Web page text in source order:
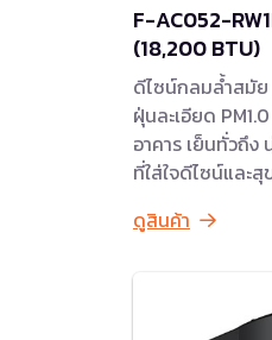
F-AC052-
(18,200 BTU)
ดีไซน์กลมล้ำสมัย
ฝุ่นละเอียด
อาคาร เย็นทั่วถึง
ที่ใส่ใจดีไซน์และ
ดูสินค้า